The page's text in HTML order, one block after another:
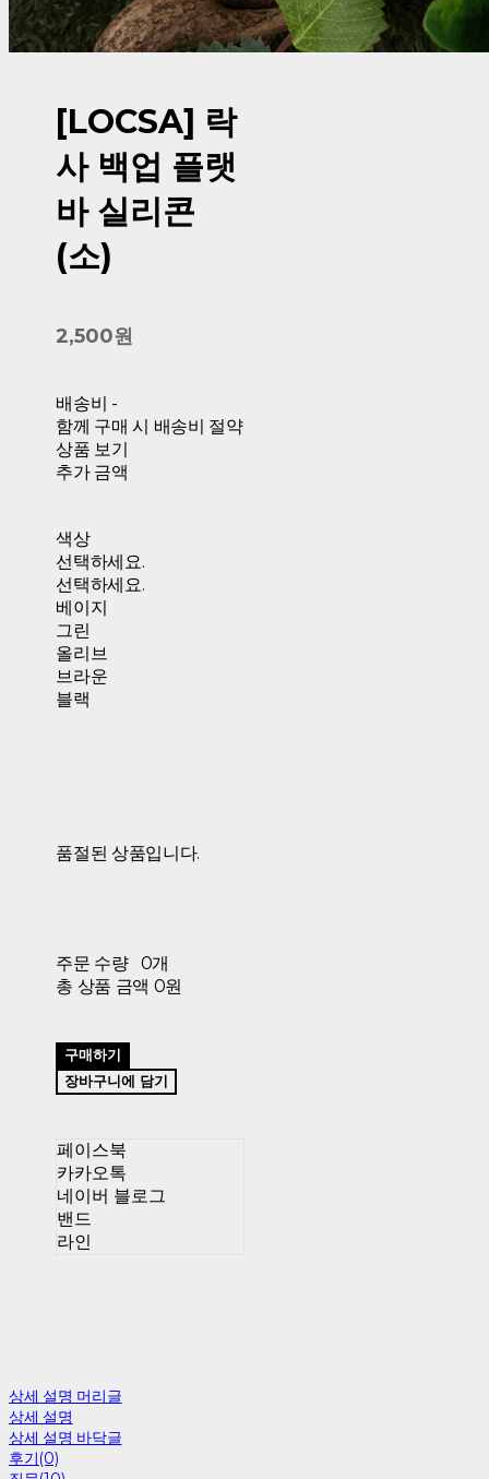
[LOCSA] 락
사 백업 플랫
바 실리콘
(소)
2,500원
배송비 -
함께 구매 시 배송비 절약
상품 보기
추가 금액
색상
선택하세요.
선택하세요.
베이지
그린
올리브
브라운
블랙
품절된 상품입니다.
주문 수량
0개
총 상품 금액 0원
구매하기
장바구니에 담기
페이스북
카카오톡
네이버 블로그
밴드
라인
상세 설명 머리글
상세 설명
상세 설명 바닥글
후기(0)